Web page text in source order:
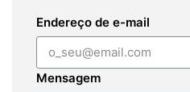
Endereço de e-mail
Mensagem